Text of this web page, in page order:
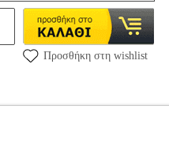
Προσθήκη στη wishlist